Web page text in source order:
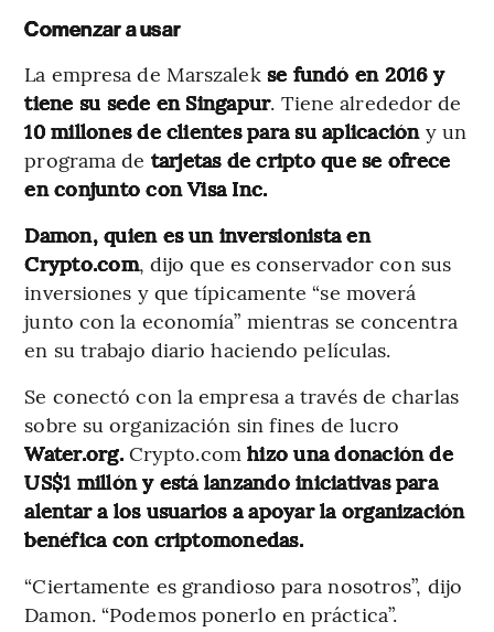
Comenzar a usar
La empresa de Marszalek se fundó en 2016 y
tiene su sede en Singapur. Tiene alrededor de
10 millones de clientes para su aplicación y un
programa de tarjetas de cripto que se ofrece
en conjunto con Visa Inc.
Damon, quien es un inversionista en
Crypto.com, dijo que es conservador con sus
inversiones y que típicamente “se moverá
junto con la economía” mientras se concentra
en su trabajo diario haciendo películas.
Se conectó con la empresa a través de charlas
sobre su organización sin fines de lucro
Water.org.Crypto.com hizo una donación de
US$1 millón y está lanzando iniciativas para
alentar a los usuarios a apoyar la organización
benéfica con criptomonedas.
“Ciertamente es grandioso para nosotros”, dijo
Damon. “Podemos ponerlo en práctica”.